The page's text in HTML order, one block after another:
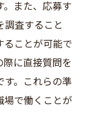
。また、応募す
調査すること
ることが可能で
に直接質問を
す。これらの準
場で働くことが